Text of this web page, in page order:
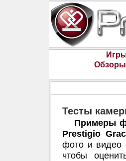
Обзоры
Тесты
Примеры
Prestigio
фото и видео
чтобы